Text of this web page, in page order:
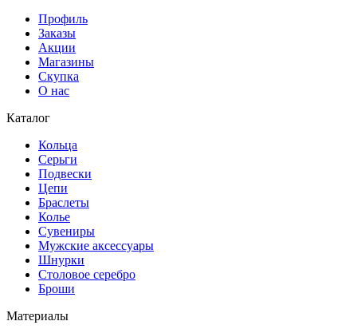
Профиль
Заказы
Акции
Магазины
Скупка
О нас
Каталог
Кольца
Серьги
Подвески
Цепи
Браслеты
Колье
Сувениры
Мужские аксессуары
Шнурки
Столовое серебро
Броши
Материалы